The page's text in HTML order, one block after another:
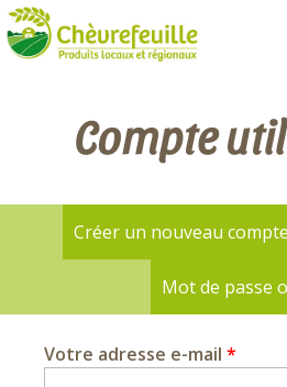
Compte
Onglets
principaux
Créer un nouveau compte
Mot de passe
Votre adresse e-mail *